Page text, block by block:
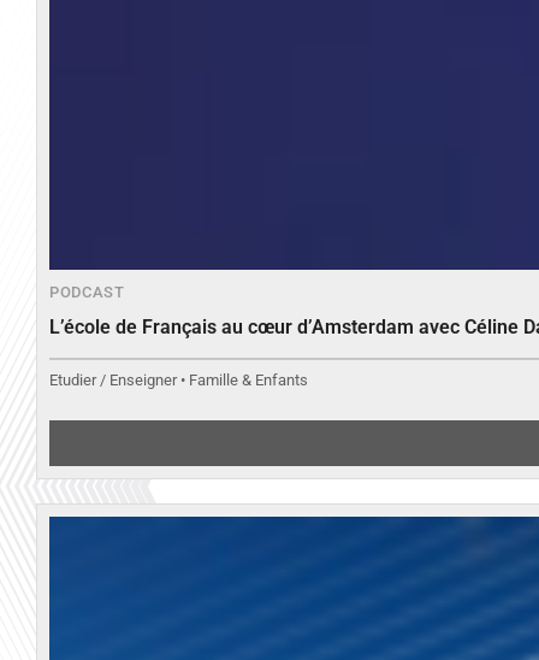
PODCAST
L’école de Français au cœur d’Amsterdam avec Céline
Etudier / Enseigner • Famille & Enfants